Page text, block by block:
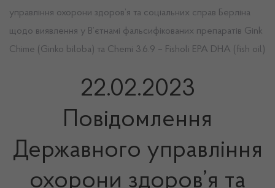
управління охорони здоров’я та соціальних справ Берліна
щодо виявлення у В’єтнамі фальсифікованих препаратів Gink
Chime (Ginko biloba) та Chemi 3.6.9 – Fisholi EPA DHA (fish oil)
22.02.2023
Повідомлення
Державного управління
охорони здоров’я та